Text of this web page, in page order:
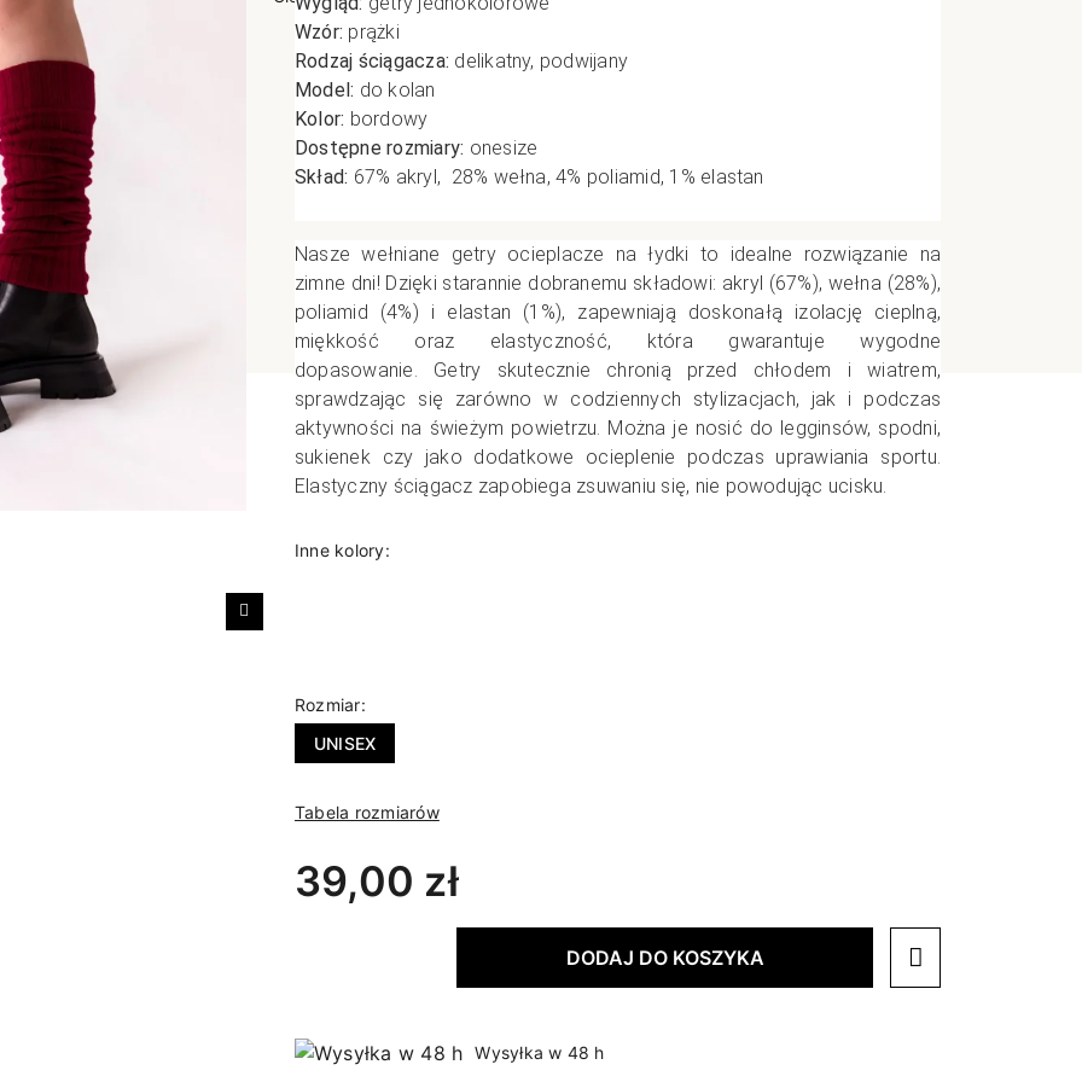
OPAKOWANIA
Antypoślizgowe
Do spania
Rozmiar XL
NOWOŚCI
Następny
Wzór: prążki
Rodzaj ściągacza: delikatny, podwijany
Model: do kolan
Kolor: bordowy
Dostępne rozmiary: onesize
Skład: 67% akryl, 28% wełna, 4% poliamid, 1% elastan
Nasze wełniane getry ocieplacze na łydki to idealne rozwiązanie na
zimne dni! Dzięki starannie dobranemu składowi: akryl (67%), wełna (28%),
poliamid (4%) i elastan (1%), zapewniają doskonałą izolację cieplną,
miękkość oraz elastyczność, która gwarantuje wygodne
dopasowanie. Getry skutecznie chronią przed chłodem i wiatrem,
sprawdzając się zarówno w codziennych stylizacjach, jak i podczas
aktywności na świeżym powietrzu. Można je nosić do legginsów, spodni,
sukienek czy jako dodatkowe ocieplenie podczas uprawiania sportu.
Elastyczny ściągacz zapobiega zsuwaniu się, nie powodując ucisku.
Inne kolory:
Rozmiar:
UNISEX
Tabela rozmiarów
39,00 zł
DODAJ DO KOSZYKA
Wysyłka w 48 h